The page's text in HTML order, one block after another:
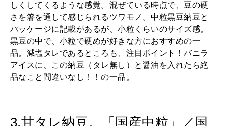
しくしてくるような感覚。混ぜている時点で、豆の硬
さを箸を通して感じられるツワモノ。中粒黒豆納豆と
パッケージに記載があるが、小粒くらいのサイズ感。
黒豆の中で、小粒で硬めが好きな方におすすめの一
品。減塩タレであるところも、注目ポイント！バニラ
アイスに、この納豆（タレ無し）と醤油を入れたら絶
品なこと間違いなし！！の一品。
3.甘タレ納豆。「国産中粒」／国